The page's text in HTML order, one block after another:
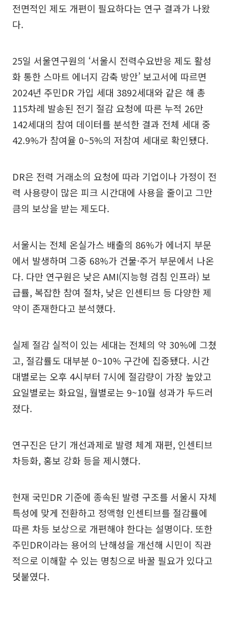
전면적인 제도 개편이 필요하다는 연구 결과가 나왔
다.
25일 서울연구원의 ‘서울시 전력수요반응 제도 활성
화 통한 스마트 에너지 감축 방안’ 보고서에 따르면
2024년 주민DR 가입 세대 3892세대와 같은 해 총
115차례 발송된 전기 절감 요청에 따른 누적 26만
142세대의 참여 데이터를 분석한 결과 전체 세대 중
42.9%가 참여율 0~5%의 저참여 세대로 확인됐다.
DR은 전력 거래소의 요청에 따라 기업이나 가정이 전
력 사용량이 많은 피크 시간대에 사용을 줄이고 그만
큼의 보상을 받는 제도다.
서울시는 전체 온실가스 배출의 86%가 에너지 부문
에서 발생하며 그중 68%가 건물·주거 부문에서 나온
다. 다만 연구원은 낮은 AMI(지능형 검침 인프라) 보
급률, 복잡한 참여 절차, 낮은 인센티브 등 다양한 제
약이 존재한다고 분석했다.
실제 절감 실적이 있는 세대는 전체의 약 30%에 그쳤
고, 절감률도 대부분 0~10% 구간에 집중됐다. 시간
대별로는 오후 4시부터 7시에 절감량이 가장 높았고
요일별로는 화요일, 월별로는 9~10월 성과가 두드러
졌다.
연구진은 단기 개선과제로 발령 체계 재편, 인센티브
차등화, 홍보 강화 등을 제시했다.
현재 국민DR 기준에 종속된 발령 구조를 서울시 자체
특성에 맞게 전환하고 정액형 인센티브를 절감률에
따른 차등 보상으로 개편해야 한다는 설명이다. 또한
주민DR이라는 용어의 난해성을 개선해 시민이 직관
적으로 이해할 수 있는 명칭으로 바꿀 필요가 있다고
덧붙였다.